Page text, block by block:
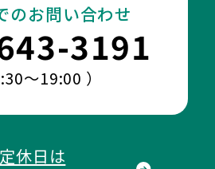
のお問い合わせ
3191
～19:00 ）
休日は